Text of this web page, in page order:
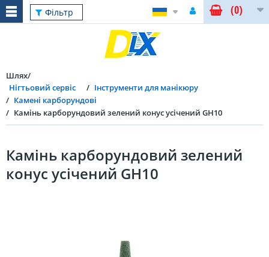
Фільтр (0)
Шлях
Нігтьовий сервіс
Інструменти для манікюру
Камені карборундові
Камінь карборундовий зелений конус усічений GH10
Камінь карборундовий зелений
конус усічений GH10